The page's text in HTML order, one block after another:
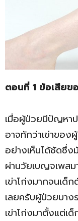
ตอนที่ 1 ข้อเสียข
เมื่อผู้ป่วยมีปัญหา
อาจทักว่าเข่าของ
อย่างเห็นได้ชัดซึ่ง
ผ่านวัยเบญจเพสม
เข่าโก่งมากจนเด็
เลยครับผู้ป่วยบาง
เข่าโก่งมาตั้งแต่เ